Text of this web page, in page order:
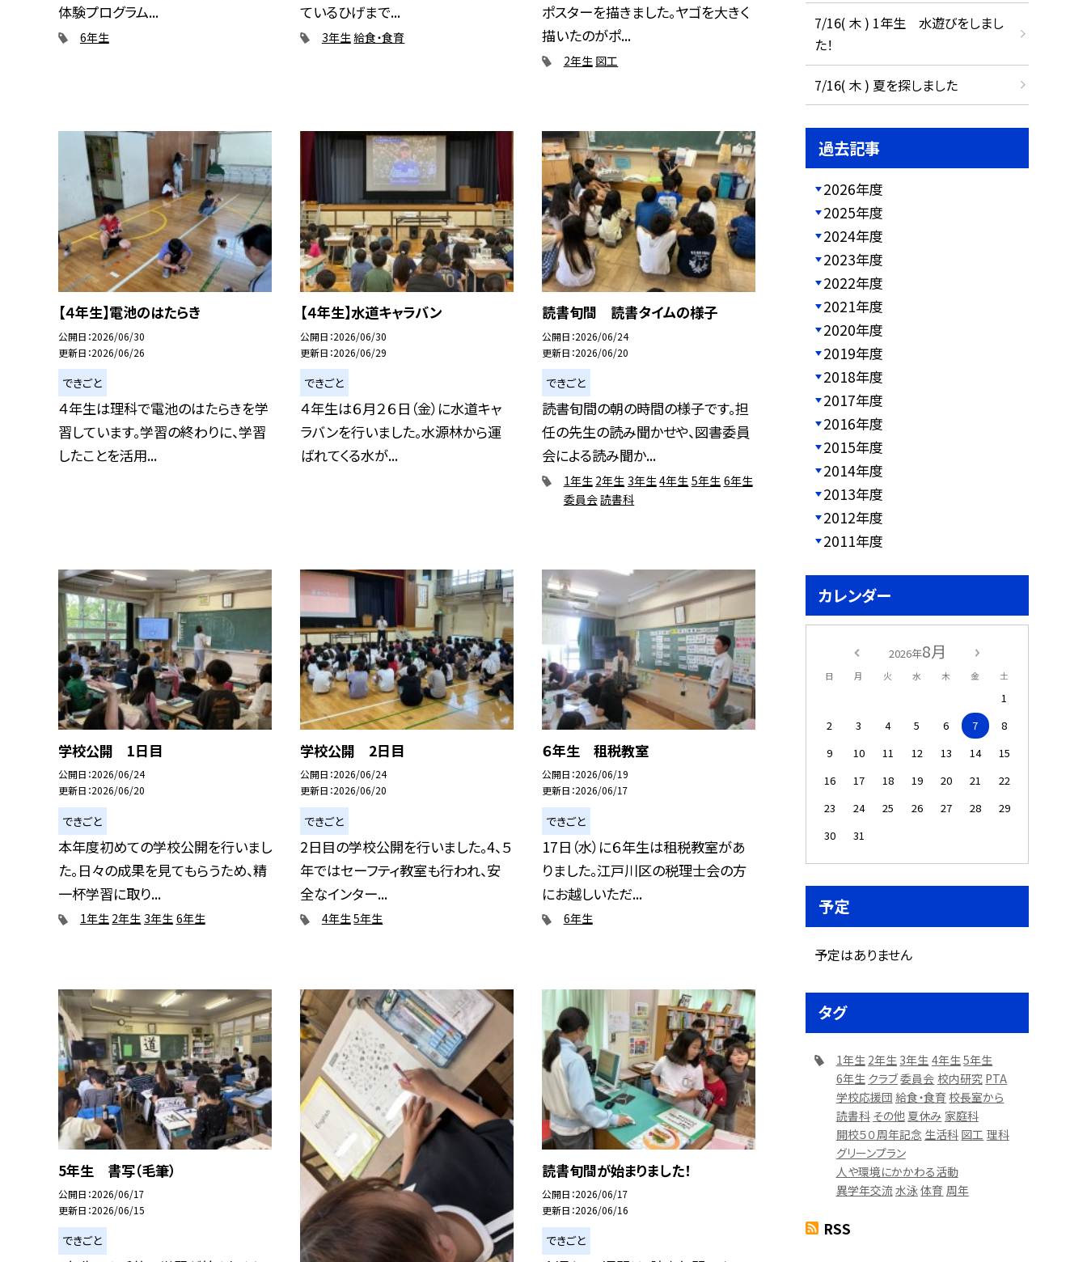
体験プログラム...
6年生
ているひげまで...
3年生 給食・食育
ポスターを描きました。ヤゴを大きく
描いたのがポ...
2年生 図工
【４年生】電池のはたらき
公開日 2026/06/30
更新日 2026/06/26
できごと
４年生は理科で電池のはたらきを学
習しています。学習の終わりに、学習
したことを活用...
【４年生】水道キャラバン
公開日 2026/06/30
更新日 2026/06/29
できごと
４年生は６月２６日（金）に水道キャ
ラバンを行いました。水源林から運
ばれてくる水が...
読書旬間 読書タイムの様子
公開日 2026/06/24
更新日 2026/06/20
できごと
読書旬間の朝の時間の様子です。担
任の先生の読み聞かせや、図書委員
会による読み聞か...
1年生 2年生 3年生 4年生 5年生 6年生
委員会読書科
学校公開 1日目
公開日 2026/06/24
更新日 2026/06/20
できごと
本年度初めての学校公開を行いまし
た。日々の成果を見てもらうため、精
一杯学習に取り...
1年生 2年生 3年生 6年生
学校公開 2日目
公開日 2026/06/24
更新日 2026/06/20
できごと
2日目の学校公開を行いました。4、５
年ではセーフティ教室も行われ、安
全なインター...
4年生5年生
６年生 租税教室
公開日 2026/06/19
更新日 2026/06/17
できごと
17日（水）に６年生は租税教室があ
りました。江戸川区の税理士会の方
にお越しいただ...
6年生
5年生 書写（毛筆）
公開日 2026/06/17
更新日 2026/06/15
できごと
読書旬間が始まりました！
公開日 2026/06/17
更新日 2026/06/16
できごと
7/16( 木 ) 1年生 水遊びをしまし
た！
7/16( 木 ) 夏を探しました
過去記事
2026年度
2025年度
2024年度
2023年度
2022年度
2021年度
2020年度
2019年度
2018年度
2017年度
2016年度
2015年度
2014年度
2013年度
2012年度
2011年度
カレンダー
2026年8月
日 月 火 水 木 金 土
1
2
3 4 5 6 7
8
9
10 11 12 13 14
15
16
17 18 19 20 21
22
23
24 25 26 27 28
29
30
31
予定
予定はありません
タグ
1年生 2年生 3年生 4年生 5年生
6年生 クラブ委員会 校内研究 PTA
学校応援団 給食・食育 校長室から
読書科 その他 夏休み 家庭科
開校５０周年記念 生活科 図工 理科
グリーンプラン
人や環境にかかわる活動
異学年交流水泳 体育 周年
RSS